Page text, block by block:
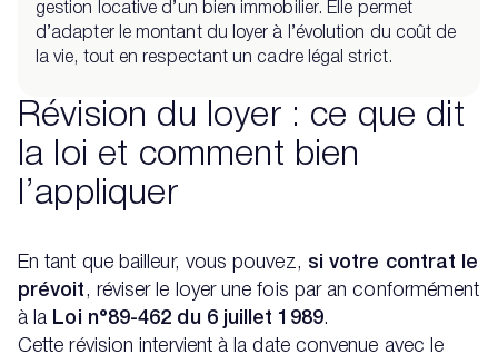
gestion locative d’un bien immobilier. Elle permet
d’adapter le montant du loyer à l’évolution du coût de
la vie, tout en respectant un cadre légal strict.
Révision du loyer : ce que dit
la loi et comment bien
l’appliquer
En tant que bailleur, vous pouvez, si votre contrat le
prévoit, réviser le loyer une fois par an conformément
à la Loi n°89-462 du 6 juillet 1989.
Cette révision intervient à la date convenue avec le